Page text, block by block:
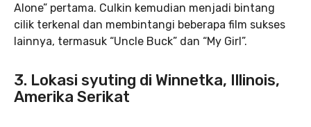
Alone” pertama. Culkin kemudian menjadi bintang
cilik terkenal dan membintangi beberapa film sukses
lainnya, termasuk “Uncle Buck” dan “My Girl”.
3. Lokasi syuting di Winnetka, Illinois,
Amerika Serikat